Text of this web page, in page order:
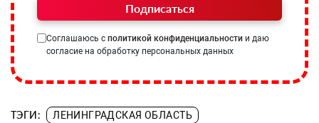
Подписаться
Соглашаюсь с политикой конфиденциальности и даю
согласие на обработку персональных данных
ТЭГИ: ЛЕНИНГРАДСКАЯ ОБЛАСТЬ